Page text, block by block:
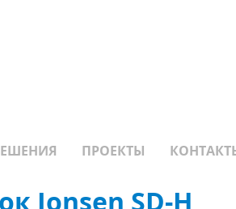
ПРОЕКТЫ
Jonsen SD-H